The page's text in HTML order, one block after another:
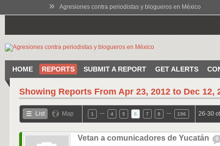
» Agresiones contra periodistas y blogueros en México
HOME REPORTS SUBMIT A REPORT GET ALERTS
Showing Reports From Apr 23, 2012 to Dec 12,
List Map 1 4 5 6 7 8 196 26-30
Vetan a comunicadores de Yucatán 0